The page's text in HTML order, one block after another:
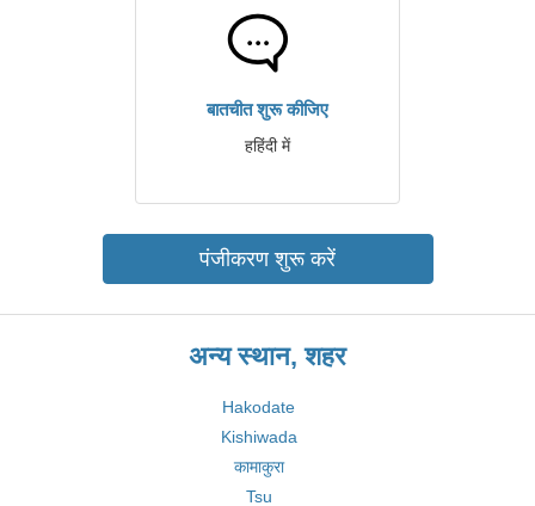
बातचीत शुरू कीजिए
हहिंदी में
पंजीकरण शुरू करें
अन्य स्थान, शहर
Hakodate
Kishiwada
कामाकुरा
Tsu